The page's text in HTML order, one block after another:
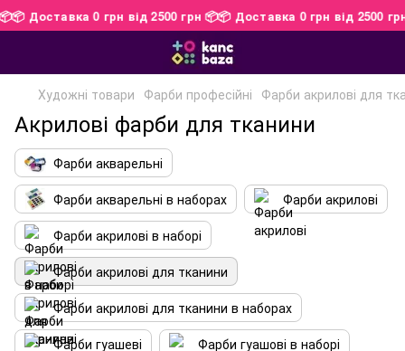
📦📦 Доставка 0 грн від 2500 грн 📦📦 Доставка 0 грн від 2500
Художні товари Фарби професійні Фарби акрилові для
Акрилові фарби для тканини
Фарби акварельні
Фарби акварельні в наборах
Фарби акрилові
Фарби акрилові в наборі
Фарби акрилові для тканини
Фарби акрилові для тканини в наборах
Фарби гуашеві
Фарби гуашові в наборі